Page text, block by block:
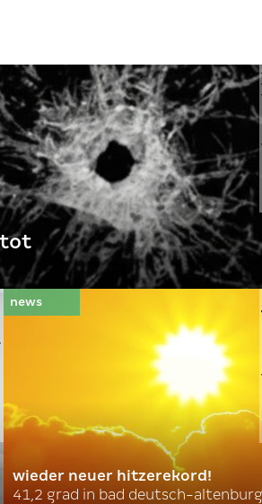
©
tot
©
wieder neuer hitzerekord!
41,2 grad in bad deutsch-altenburg